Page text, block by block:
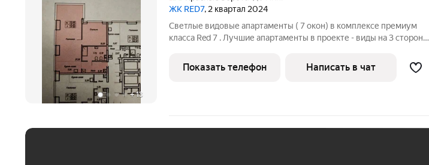
+13
ЖК RED7, 2 квартал 2024
Светлые видовые апартаменты ( 7 окон) в комплексе премиум
класса Red 7 . Лучшие апартаменты в проекте - виды на 3 стороны
отделкой площадью 77.5 м2
Показать телефон Написать в чат